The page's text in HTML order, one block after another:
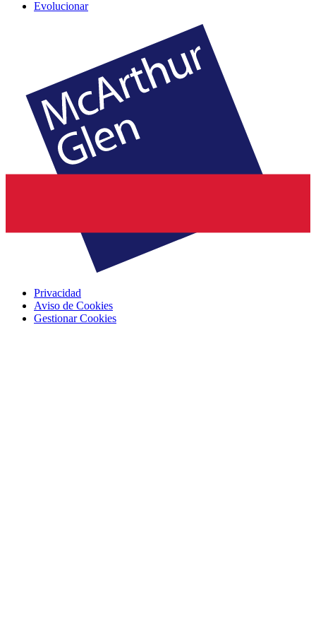
Evolucionar
Privacidad
Aviso de Cookies
Gestionar Cookies